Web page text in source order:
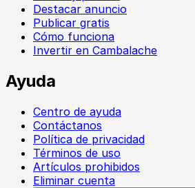
Destacar anuncio
Publicar gratis
Cómo funciona
Invertir en Cambalache
Ayuda
Centro de ayuda
Contáctanos
Política de privacidad
Términos de uso
Artículos prohibidos
Eliminar cuenta